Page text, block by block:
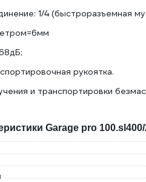
1/4 (быстроразъемная
рукоятка.
и транспортировки
Garage pro